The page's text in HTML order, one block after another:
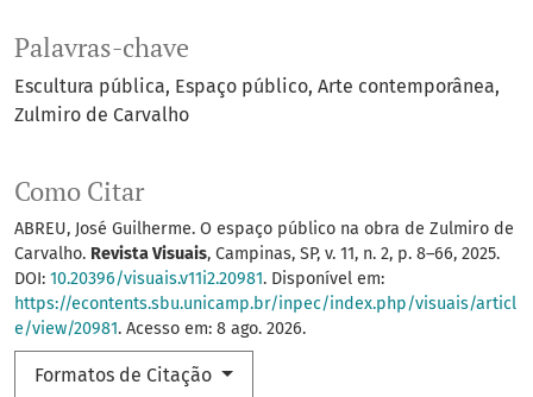
Palavras-chave
Escultura pública Espaço público Arte contemporânea
Zulmiro de Carvalho
Como Citar
ABREU, José Guilherme. O espaço público na obra de Zulmiro de
Carvalho. Revista Visuais, Campinas, SP, v. 11, n. 2, p. 8–66, 2025.
DOI: 10.20396/visuais.v11i2.20981. Disponível em:
https://econtents.sbu.unicamp.br/inpec/index.php/visuais/articl
e/view/20981. Acesso em: 8 ago. 2026.
Formatos de Citação